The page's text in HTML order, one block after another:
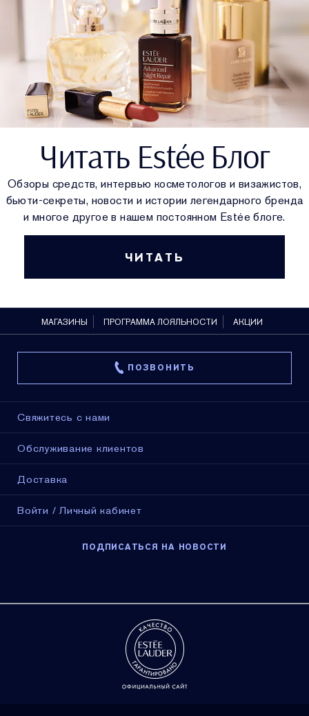
Читать Estée Блог
Обзоры средств, интервью косметологов и визажистов,
бьюти-секреты, новости и истории легендарного бренда
и многое другое в нашем постоянном Estée блоге.
ЧИТАТЬ
МАГАЗИНЫ ПРОГРАММА ЛОЯЛЬНОСТИ АКЦИИ
ПОЗВОНИТЬ
Свяжитесь с нами
Обслуживание клиентов
Доставка
Войти / Личный кабинет
ПОДПИСАТЬСЯ НА НОВОСТИ